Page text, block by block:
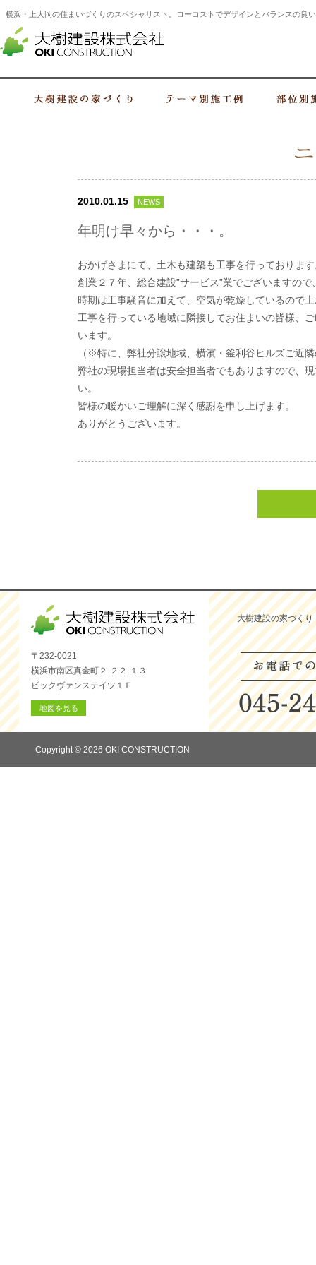
横浜・上大岡の住まいづくりのスペシャリスト。ローコストでデザインとバランスの良
2010.01.15 NEWS
年明け早々から・・・。
おかげさまにて、土木も建築も工事を行っておりま
創業２７年、総合建設”サービス”業でございますの
時期は工事騒音に加えて、空気が乾燥しているので
工事を行っている地域に隣接してお住まいの皆様、
います。
（※特に、弊社分譲地域、横濱・釜利谷ヒルズご近
弊社の現場担当者は安全担当者でもありますので、
い。
皆様の暖かいご理解に深く感謝を申し上げます。
ありがとうございます。
〒232-0021
横浜市南区真金町２-２２-１３
ビックヴァンステイツ１Ｆ
地図を見る
大樹建設の家づくり
Copyright © 2026 OKI CONSTRUCTION